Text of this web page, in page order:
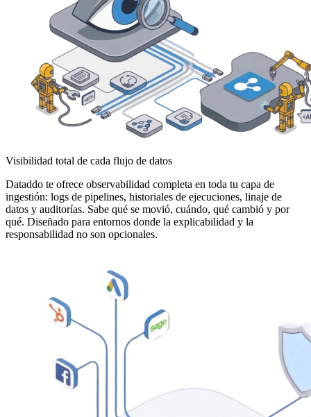
Visibilidad total de cada flujo de datos
Dataddo te ofrece observabilidad completa en toda tu capa de
ingestión: logs de pipelines, historiales de ejecuciones, linaje de
datos y auditorías. Sabe qué se movió, cuándo, qué cambió y por
qué. Diseñado para entornos donde la explicabilidad y la
responsabilidad no son opcionales.